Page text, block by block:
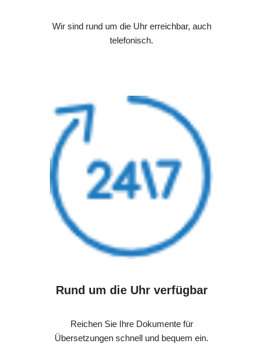
Wir sind rund um die Uhr erreichbar, auch
telefonisch.
Rund um die Uhr verfügbar
Reichen Sie Ihre Dokumente für
Übersetzungen schnell und bequem ein.